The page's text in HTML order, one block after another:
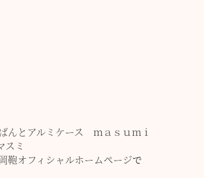
んとアルミケース ｍａｓｕｍｉ
スミ
鞄オフィシャルホームページで